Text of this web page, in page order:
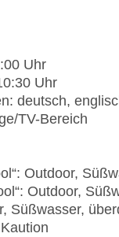
Uhr
Uhr
deutsch,
TV-Bereich
Outdoor,
Outdoor,
Süßwasser,